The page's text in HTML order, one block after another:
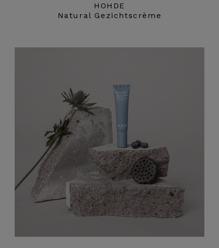
HOHDE
Natural Gezichtscrème